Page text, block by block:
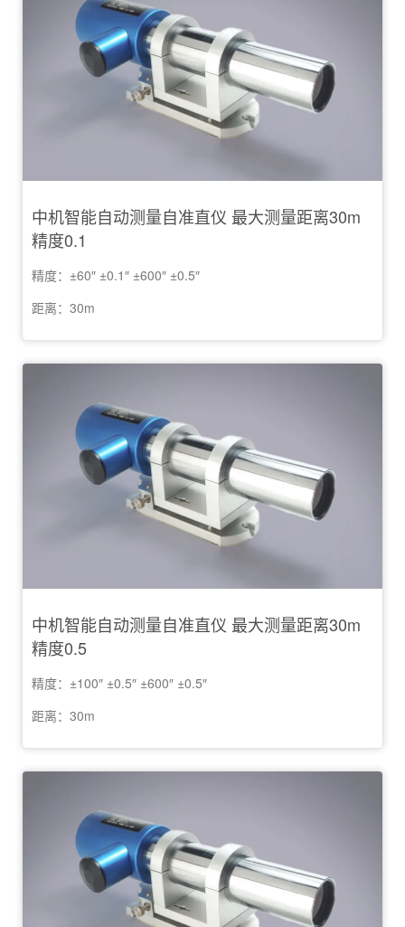
中机智能自动测量自准直仪 最大测量距离30m
精度0.1
精度：±60″ ±0.1″ ±600″ ±0.5″
距离：30m
中机智能自动测量自准直仪 最大测量距离30m
精度0.5
精度：±100″ ±0.5″ ±600″ ±0.5″
距离：30m